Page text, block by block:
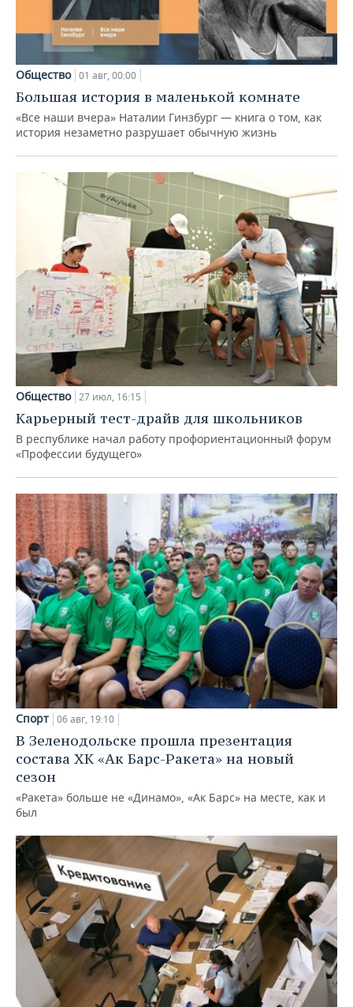
Общество 01 авг, 00:00
Большая история в маленькой комнате
«Все наши вчера» Наталии Гинзбург — книга о том, как
история незаметно разрушает обычную жизнь
Общество 27 июл, 16:15
Карьерный тест-драйв для школьников
В республике начал работу профориентационный форум
«Профессии будущего»
Спорт 06 авг, 19:10
В Зеленодольске прошла презентация
состава ХК «Ак Барс-Ракета» на новый
сезон
«Ракета» больше не «Динамо», «Ак Барс» на месте, как и
был